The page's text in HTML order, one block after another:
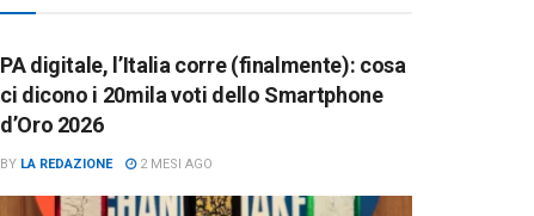
PA digitale, l’Italia corre (finalmente): cosa
ci dicono i 20mila voti dello Smartphone
d’Oro 2026
BY LA REDAZIONE 2 MESI AGO